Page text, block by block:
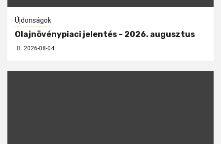
Újdonságok
Olajnövénypiaci jelentés – 2026. augusztus
2026-08-04